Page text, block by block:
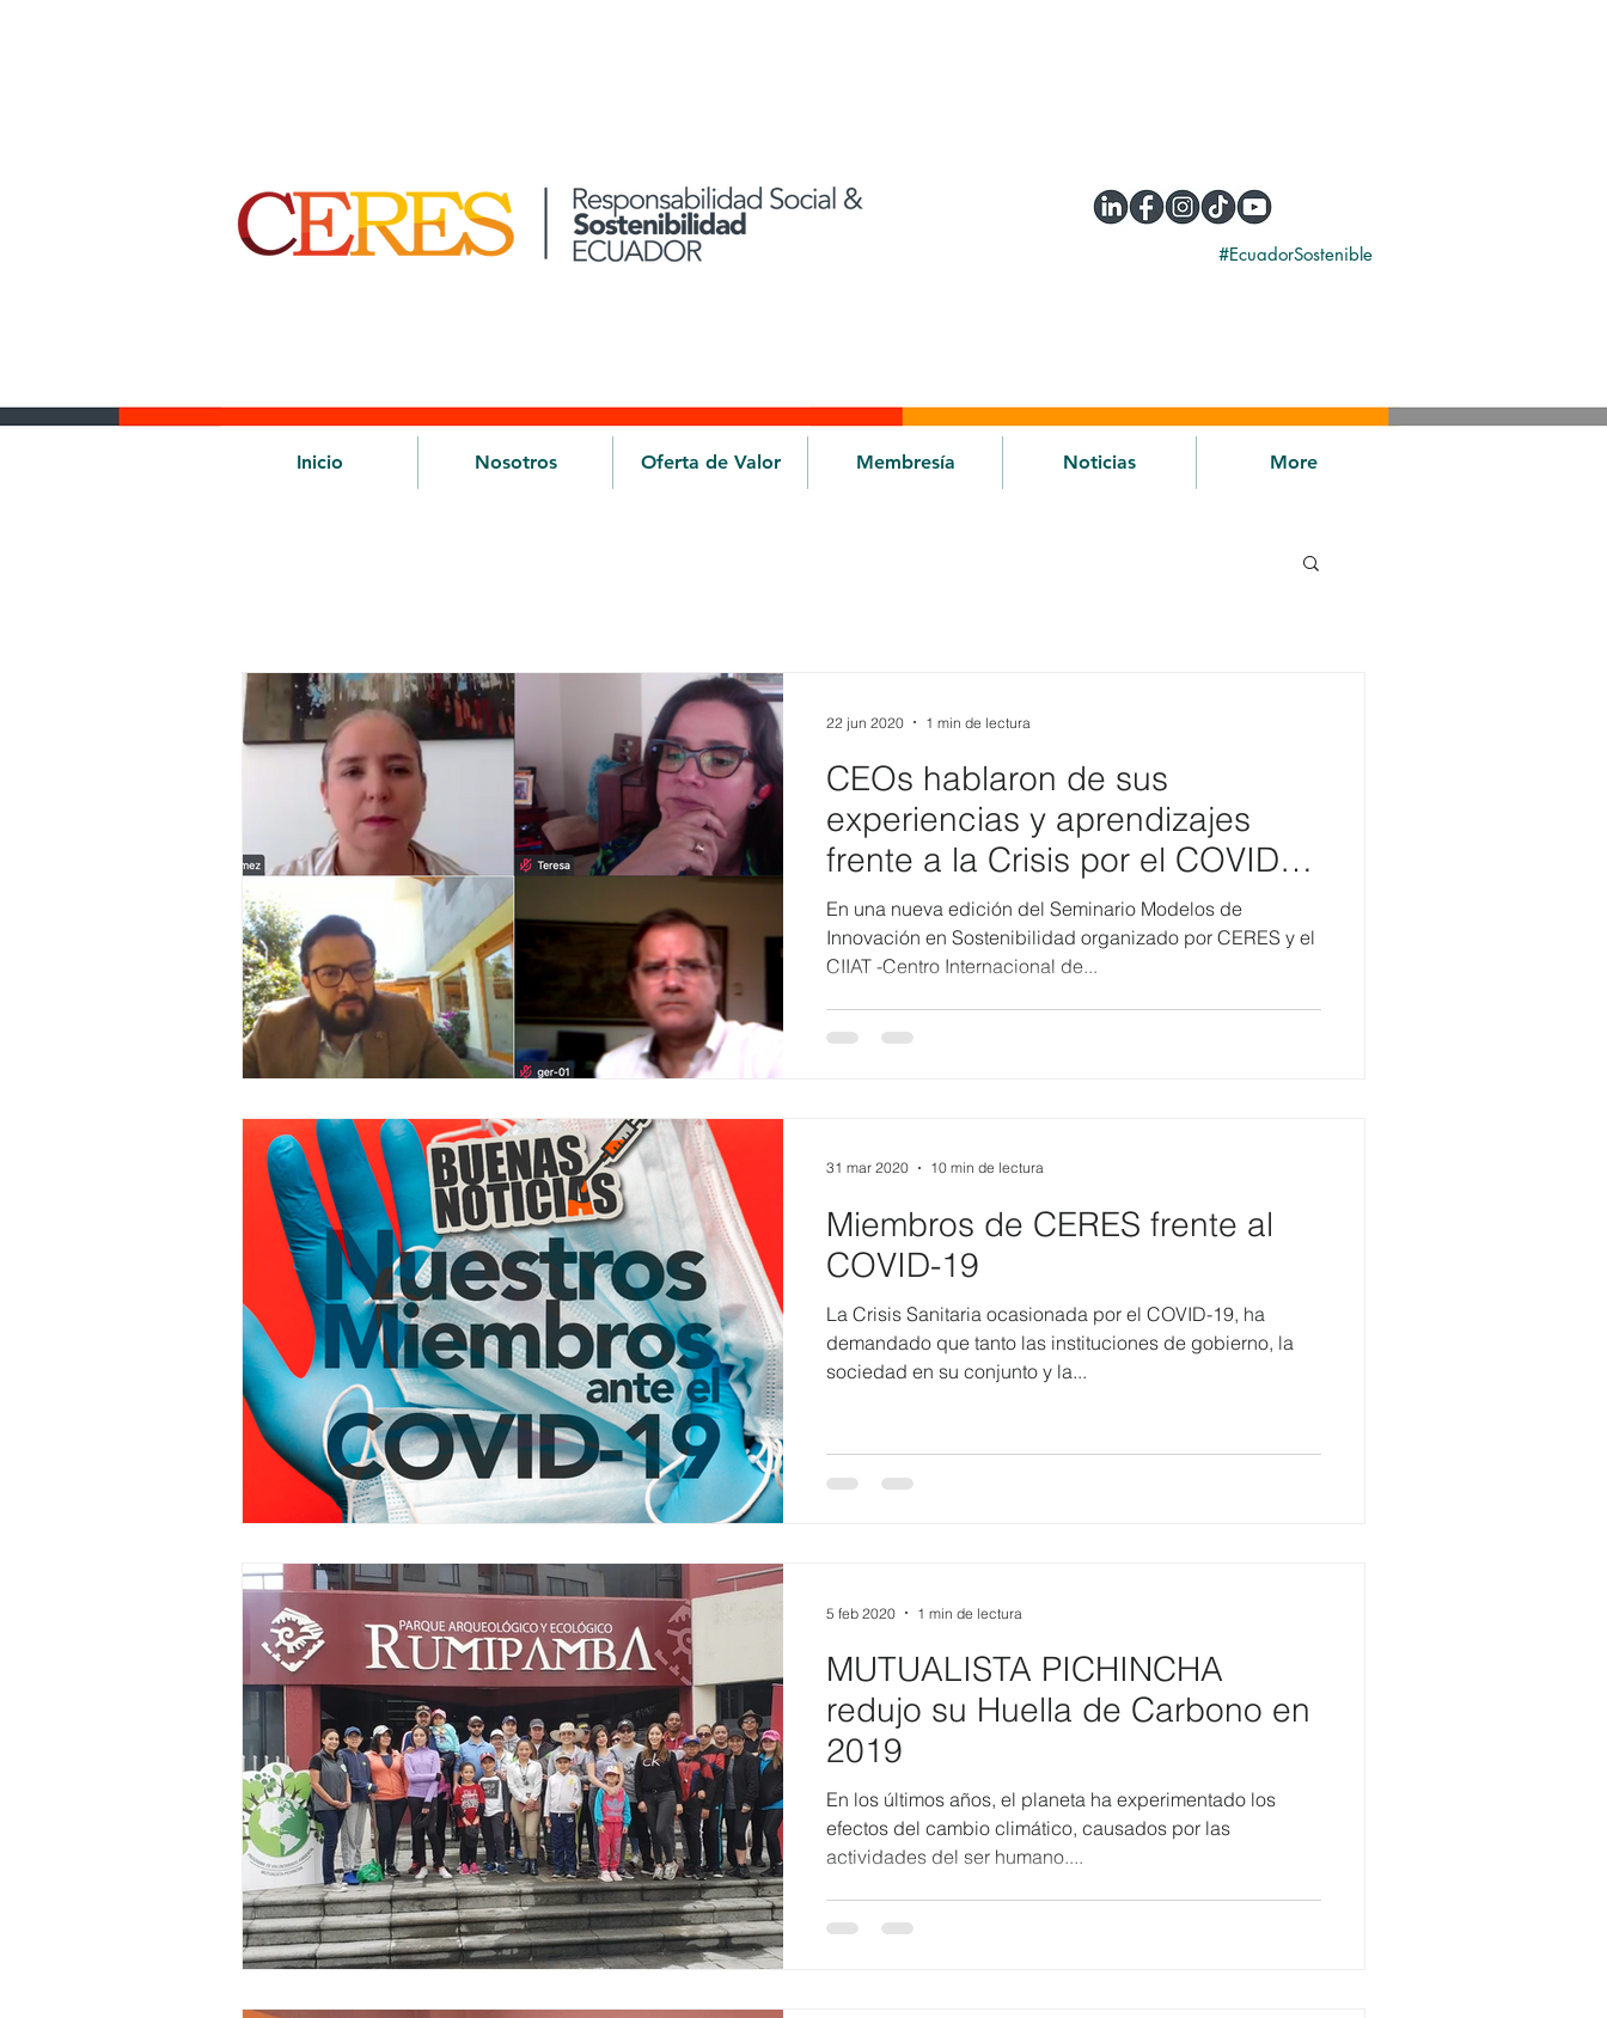
#EcuadorSostenible
Inicio Nosotros Oferta de Valor Membresía Noticias More
CEOs hablaron de sus
experiencias y aprendizajes
frente a la Crisis por el COVID-
19
En una nueva edición del Seminario Modelos de
Innovación en Sostenibilidad organizado por CERES y el
CIIAT -Centro Internacional de...
22 jun 2020 1 min de lectura
Miembros de CERES frente al
COVID-19
La Crisis Sanitaria ocasionada por el COVID-19, ha
demandado que tanto las instituciones de gobierno, la
sociedad en su conjunto y la...
31 mar 2020 10 min de lectura
MUTUALISTA PICHINCHA
redujo su Huella de Carbono en
2019
En los últimos años, el planeta ha experimentado los
efectos del cambio climático, causados por las
actividades del ser humano....
5 feb 2020 1 min de lectura